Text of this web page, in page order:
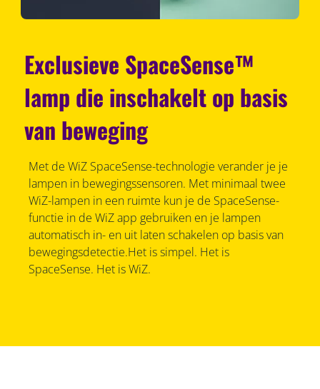
Exclusieve SpaceSense™
lamp die inschakelt op basis
van beweging
Met de WiZ SpaceSense-technologie verander je je
lampen in bewegingssensoren. Met minimaal twee
WiZ-lampen in een ruimte kun je de SpaceSense-
functie in de WiZ app gebruiken en je lampen
automatisch in- en uit laten schakelen op basis van
bewegingsdetectie.Het is simpel. Het is
SpaceSense. Het is WiZ.